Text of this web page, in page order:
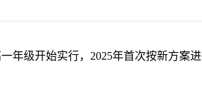
级开始实行，2025年首次按新方案进